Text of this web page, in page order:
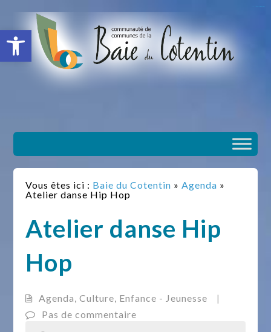
Ouvrir la barre d’outils
Vous êtes ici : Baie du Cotentin »Agenda »
Atelier danse Hip Hop
Atelier danse Hip
Hop
Agenda,Culture, Enfance - Jeunesse
|
Pas de commentaire